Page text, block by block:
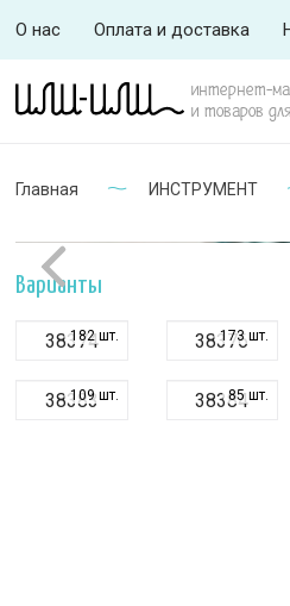
О нас Оплата и доставка
интернет-
и товаров
Главная ИНСТРУМЕНТ
Варианты
182 шт.
38374 173 шт.
38376
109 шт.
38383 85 шт.
38384